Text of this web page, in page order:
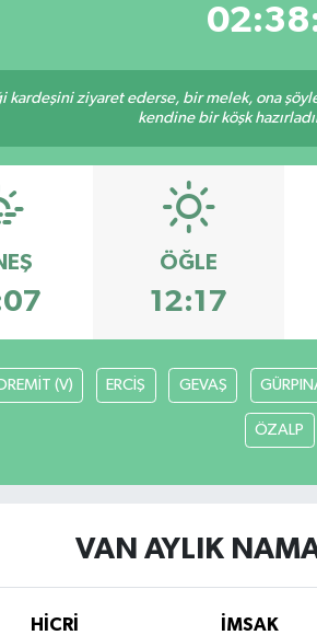
kardeşini ziyaret ederse, bir melek, ona
kendine bir köşk
ÖĞLE
12:17
(V) ERCİŞ GEVAŞ
ÖZALP
VAN AYLIK
HİCRİ İMSAK